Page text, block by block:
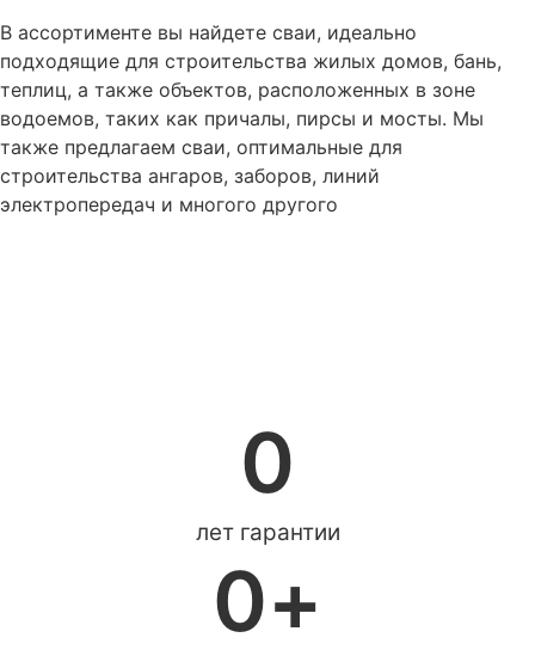
В ассортименте вы найдете сваи, идеально
подходящие для строительства жилых домов, бань,
теплиц, а также объектов, расположенных в зоне
водоемов, таких как причалы, пирсы и мосты. Мы
также предлагаем сваи, оптимальные для
строительства ангаров, заборов, линий
электропередач и многого другого
лет гарантии
0
0+